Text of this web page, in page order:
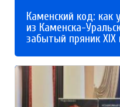
Каменский код: как
из Каменска-
забытый пряник XIX